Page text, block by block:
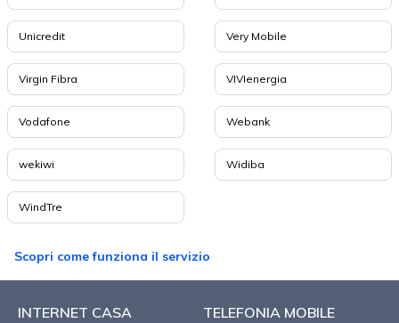
Unicredit Very Mobile
Virgin Fibra VIVIenergia
Vodafone Webank
wekiwi Widiba
WindTre
Scopri come funziona il servizio
INTERNET CASA TELEFONIA MOBILE